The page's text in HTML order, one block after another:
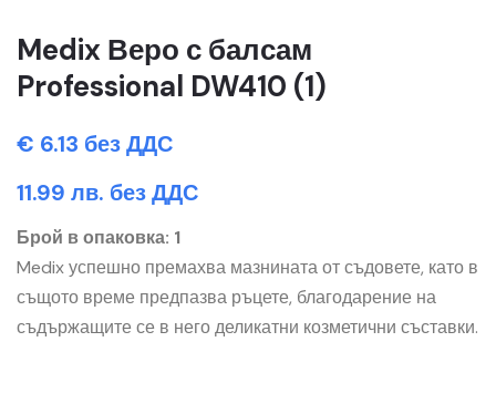
Medix Веро с балсам
Professional DW410 (1)
€ 6.13 без ДДС
11.99 лв. без ДДС
Брой в опаковка: 1
Medix успешно премахва мазнината от съдовете, като в
същото време предпазва ръцете, благодарение на
съдържащите се в него деликатни козметични съставки.